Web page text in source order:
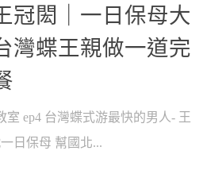
冠閎｜一日保母大
灣蝶王親做一道完
室 ep4 台灣蝶式游最快的男人- 王
日保母 幫國北...